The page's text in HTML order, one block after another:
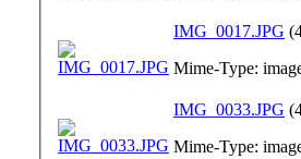
IMG_0017.JPG
Mime-Type:
IMG_0033.JPG
Mime-Type: